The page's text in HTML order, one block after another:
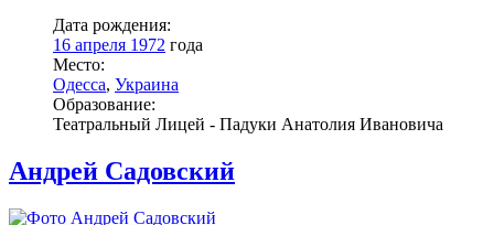
Дата рождения:
16 апреля 1972 года
Место:
Одесса, Украина
Образование:
Театральный Лицей - Падуки Анатолия Ивановича
Андрей Садовский